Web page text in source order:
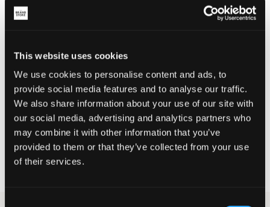
This website uses cookies
We use cookies to personalise content and ads, to
provide social media features and to analyse our traffic.
We also share information about your use of our site with
our social media, advertising and analytics partners who
may combine it with other information that you’ve
provided to them or that they’ve collected from your use
of their services.
Klein Perfekt
GRÖSSENBERATER
WÄHLEN SIE EINE GRÖSSE
Schnelle lieferung
Gratis versand über €69